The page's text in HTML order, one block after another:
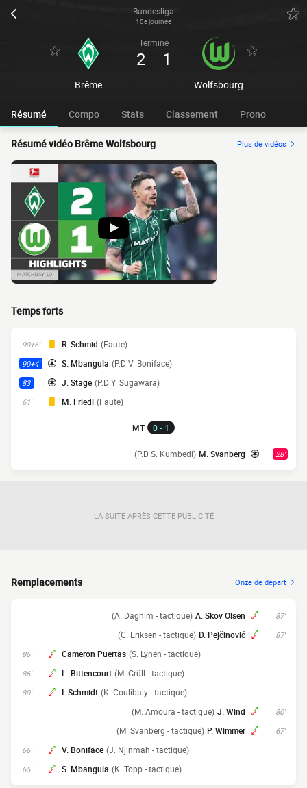
Bundesliga
10e journée
Brême
Terminé
2 - 1
Wolfsbourg
Résumé Compo Stats Classement Prono
Résumé vidéo Brême Wolfsbourg Plus de vidéos
Temps forts
90+6' R. Schmid (Faute)
90+4' S. Mbangula (P.D V. Boniface)
83' J. Stage (P.D Y. Sugawara)
61' M. Friedl (Faute)
MT 0 - 1
28'
M. Svanberg
(P.D S. Kumbedi)
LA SUITE APRÈS CETTE PUBLICITÉ
Remplacements Onze de départ
87'
A. Skov Olsen
(A. Daghim - tactique)
87'
D. Pejčinović
(C. Eriksen - tactique)
86' Cameron Puertas (S. Lynen - tactique)
86' L. Bittencourt (M. Grüll - tactique)
80' I. Schmidt (K. Coulibaly - tactique)
80'
J. Wind
(M. Amoura - tactique)
67'
P. Wimmer
(M. Svanberg - tactique)
66' V. Boniface (J. Njinmah - tactique)
65' S. Mbangula (K. Topp - tactique)